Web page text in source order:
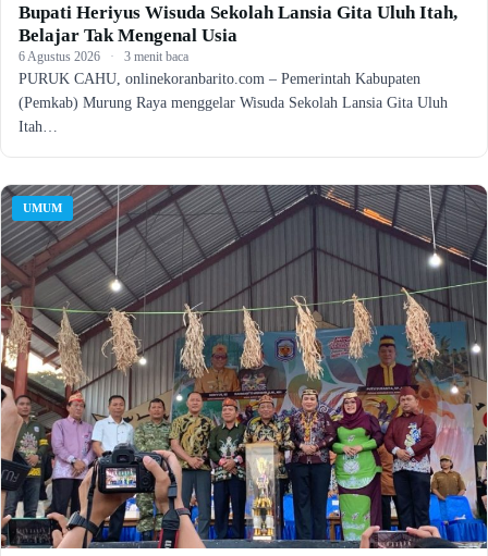
Bupati Heriyus Wisuda Sekolah Lansia Gita Uluh Itah,
Belajar Tak Mengenal Usia
6 Agustus 2026 · 3 menit baca
PURUK CAHU, onlinekoranbarito.com – Pemerintah Kabupaten
(Pemkab) Murung Raya menggelar Wisuda Sekolah Lansia Gita Uluh
Itah…
UMUM